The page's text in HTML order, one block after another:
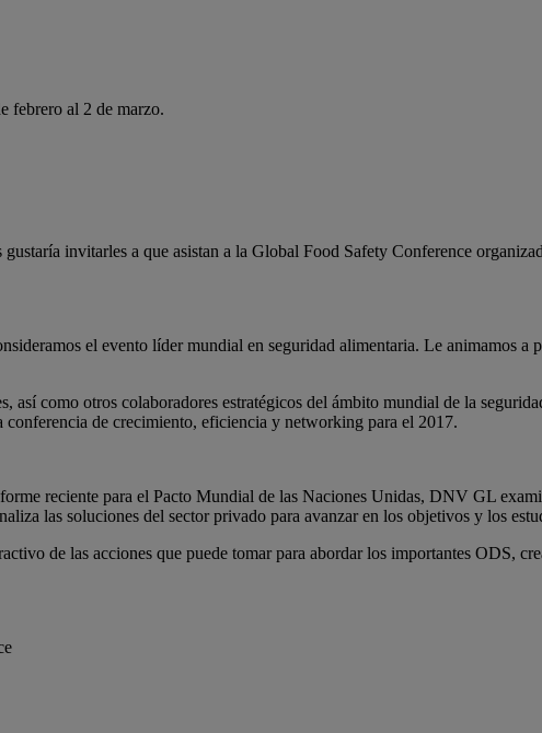
febrero al 2 de marzo.
invitarles a que asistan a la Global Food Safety Conference
el evento líder mundial en seguridad alimentaria. Le animamos a
como otros colaboradores estratégicos del ámbito mundial de la
de crecimiento, eficiencia y networking para el 2017.
reciente para el Pacto Mundial de las Naciones Unidas, DNV GL
las soluciones del sector privado para avanzar en los objetivos y los
de las acciones que puede tomar para abordar los importantes ODS,